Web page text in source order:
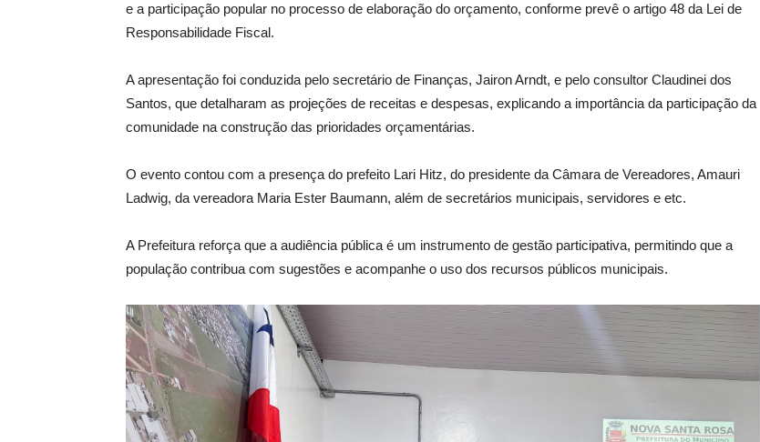
e a participação popular no processo de elaboração do orçamento, conforme prevê o artigo 48 da Lei de
Responsabilidade Fiscal.
A apresentação foi conduzida pelo secretário de Finanças, Jairon Arndt, e pelo consultor Claudinei dos
Santos, que detalharam as projeções de receitas e despesas, explicando a importância da participação da
comunidade na construção das prioridades orçamentárias.
O evento contou com a presença do prefeito Lari Hitz, do presidente da Câmara de Vereadores, Amauri
Ladwig, da vereadora Maria Ester Baumann, além de secretários municipais, servidores e etc.
A Prefeitura reforça que a audiência pública é um instrumento de gestão participativa, permitindo que a
população contribua com sugestões e acompanhe o uso dos recursos públicos municipais.